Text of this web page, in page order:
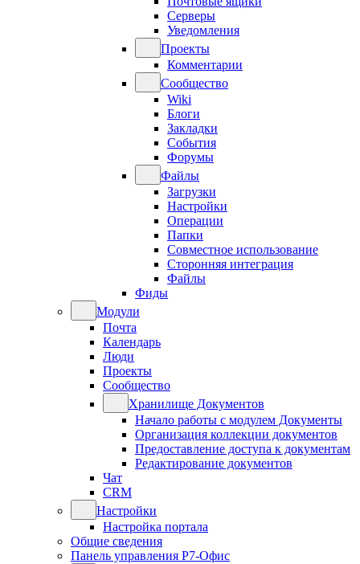
Серверы
Уведомления
Проекты
Комментарии
Сообщество
Wiki
Блоги
Закладки
События
Форумы
Файлы
Загрузки
Настройки
Операции
Папки
Совместное использование
Сторонняя интеграция
Файлы
Фиды
Модули
Почта
Календарь
Люди
Проекты
Сообщество
Хранилище Документов
Начало работы с модулем Документы
Организация коллекции документов
Предоставление доступа к документам
Редактирование документов
Чат
CRM
Настройки
Настройка портала
Общие сведения
Панель управления Р7-Офис